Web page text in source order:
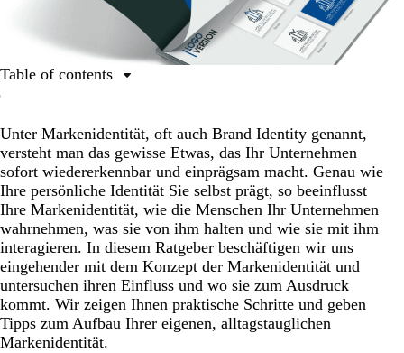
Unter Markenidentität, oft auch Brand Identity genannt,
versteht man das gewisse Etwas, das Ihr Unternehmen
sofort wiedererkennbar und einprägsam macht. Genau wie
Ihre persönliche Identität Sie selbst prägt, so beeinflusst
Ihre Markenidentität, wie die Menschen Ihr Unternehmen
wahrnehmen, was sie von ihm halten und wie sie mit ihm
interagieren. In diesem Ratgeber beschäftigen wir uns
eingehender mit dem Konzept der Markenidentität und
untersuchen ihren Einfluss und wo sie zum Ausdruck
kommt. Wir zeigen Ihnen praktische Schritte und geben
Tipps zum Aufbau Ihrer eigenen, alltagstauglichen
Markenidentität.
Table of contents
Die Bedeutung der Markenidentität
Die Anatomie einer Markenidentität
Häufige Fehler
Marken mit starker Identität
Die Markenidentität zusammengefasst